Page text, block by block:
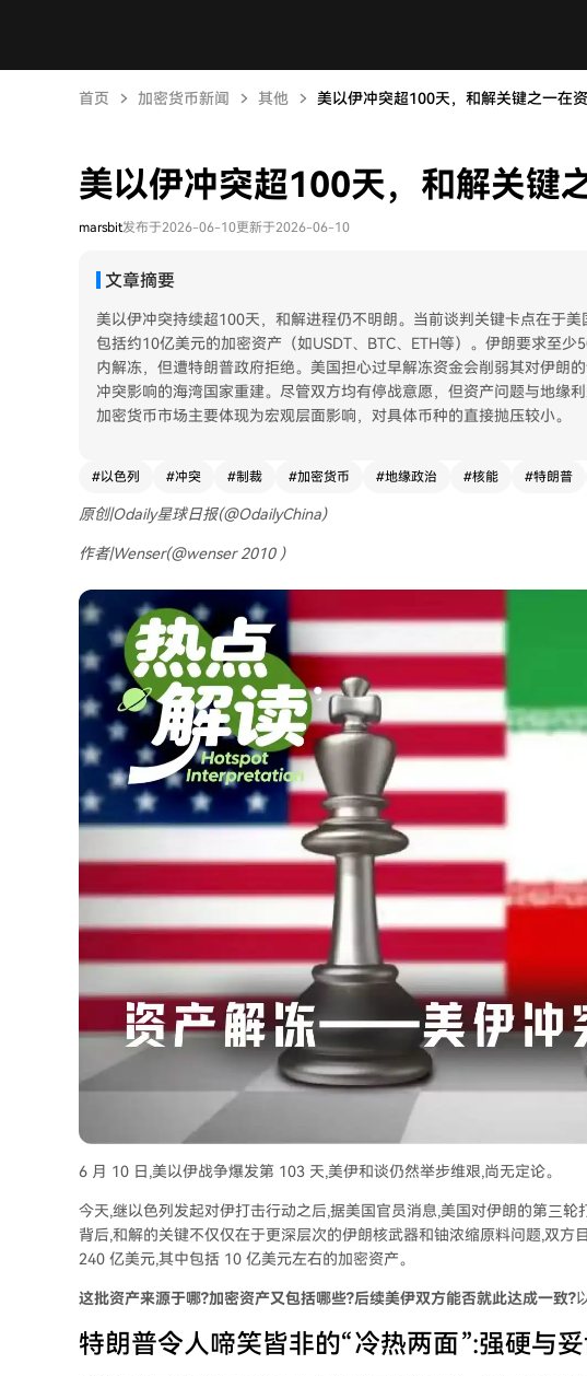
首页 加密货币新闻 其他 美以伊冲突超100天，和解关键之一在资
美以伊冲突超100天，和解关键
marsbit发布于2026-06-10更新于2026-06-10
文章摘要
美以伊冲突持续超100天，和解进程仍不明朗。当前谈判关键卡点在于
包括约10亿美元的加密资产（如USDT、BTC、ETH等）。伊朗要求至
内解冻，但遭特朗普政府拒绝。美国担心过早解冻资金会削弱其对伊朗
冲突影响的海湾国家重建。尽管双方均有停战意愿，但资产问题与地缘
加密货币市场主要体现为宏观层面影响，对具体币种的直接抛压较小。
#以色列 #冲突 #制裁 #加密货币 #地缘政治 #核能 #特朗普
原创|Odaily星球日报(@OdailyChina)
作者|Wenser(@wenser 2010 )
6 月 10 日,美以伊战争爆发第 103 天,美伊和谈仍然举步维艰,尚无定论。
今天,继以色列发起对伊打击行动之后,据美国官员消息,美国对伊朗的第三
背后,和解的关键不仅仅在于更深层次的伊朗核武器和铀浓缩原料问题,双方
240 亿美元,其中包括 10 亿美元左右的加密资产。
这批资产来源于哪?加密资产又包括哪些?后续美伊双方能否就此达成一致?
特朗普令人啼笑皆非的“冷热两面”:强硬与